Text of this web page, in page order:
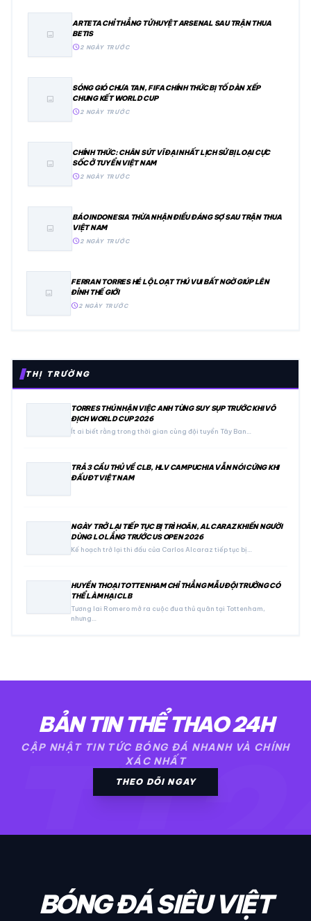
image
ARTETA CHỈ THẲNG TỬ HUYỆT ARSENAL SAU TRẬN THUA
BETIS
schedule2 NGÀY TRƯỚC
image
SÓNG GIÓ CHƯA TAN, FIFA CHÍNH THỨC BỊ TỐ DÀN XẾP
CHUNG KẾT WORLD CUP
schedule2 NGÀY TRƯỚC
image
CHÍNH THỨC: CHÂN SÚT VĨ ĐẠI NHẤT LỊCH SỬ BỊ LOẠI CỰC
SỐC Ở TUYỂN VIỆT NAM
schedule2 NGÀY TRƯỚC
image
BÁO INDONESIA THỪA NHẬN ĐIỀU ĐÁNG SỢ SAU TRẬN THUA
VIỆT NAM
schedule2 NGÀY TRƯỚC
image
FERRAN TORRES HÉ LỘ LOẠT THÚ VUI BẤT NGỜ GIÚP LÊN
ĐỈNH THẾ GIỚI
schedule2 NGÀY TRƯỚC
THỊ TRƯỜNG
TORRES THÚ NHẬN VIỆC ANH TỪNG SUY SỤP TRƯỚC KHI VÔ
ĐỊCH WORLD CUP 2026
Ít ai biết rằng trong thời gian cùng đội tuyển Tây Ban…
TRẢ 3 CẦU THỦ VỀ CLB, HLV CAMPUCHIA VẪN NÓI CỨNG KHI
ĐẤU ĐT VIỆT NAM
NGÀY TRỞ LẠI TIẾP TỤC BỊ TRÌ HOÃN, ALCARAZ KHIẾN NGƯỜI
DÙNG LO LẮNG TRƯỚC US OPEN 2026
Kế hoạch trở lại thi đấu của Carlos Alcaraz tiếp tục bị…
HUYỀN THOẠI TOTTENHAM CHỈ THẲNG MẪU ĐỘI TRƯỞNG CÓ
THỂ LÀM HẠI CLB
Tương lai Romero mở ra cuộc đua thủ quân tại Tottenham,
nhưng…
BẢN TIN THỂ THAO 24H
CẬP NHẬT TIN TỨC BÓNG ĐÁ NHANH VÀ CHÍNH
XÁC NHẤT
THEO DÕI NGAY
BÓNG ĐÁ SIÊU VIỆT